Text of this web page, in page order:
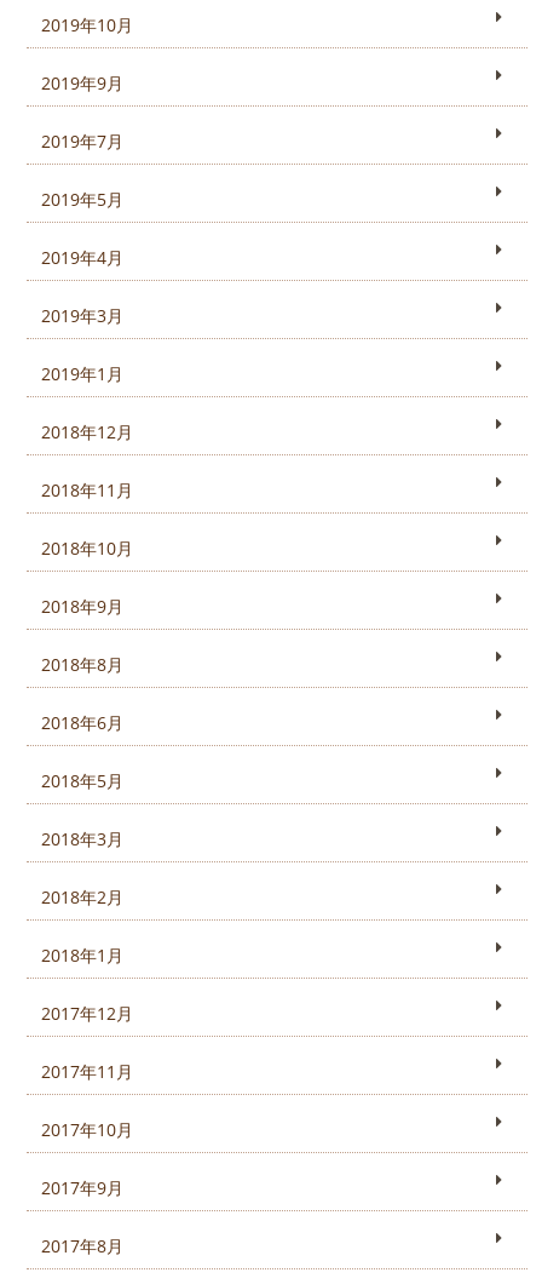
2019年10月
2019年9月
2019年7月
2019年5月
2019年4月
2019年3月
2019年1月
2018年12月
2018年11月
2018年10月
2018年9月
2018年8月
2018年6月
2018年5月
2018年3月
2018年2月
2018年1月
2017年12月
2017年11月
2017年10月
2017年9月
2017年8月